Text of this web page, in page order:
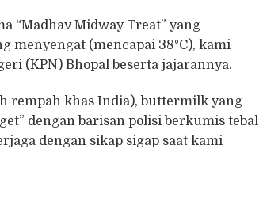
“Madhav Midway Treat” yang
menyengat (mencapai 38°C), kami
(KPN) Bhopal beserta jajarannya.
rempah khas India), buttermilk yang
dengan barisan polisi berkumis tebal
dengan sikap sigap saat kami